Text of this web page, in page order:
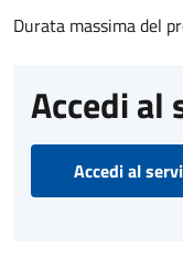
Durata massima del
Accedi al
Accedi al